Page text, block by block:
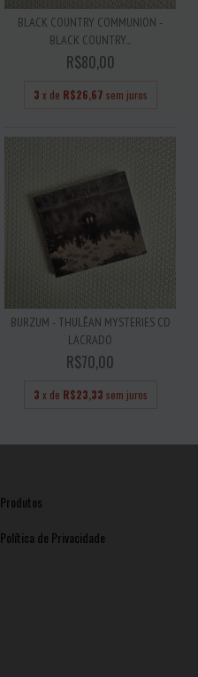
BLACK COUNTRY COMMUNION -
BLACK COUNTRY...
R$80,00
3 x de R$26,67 sem juros
BURZUM - THULÊAN MYSTERIES CD
LACRADO
R$70,00
3 x de R$23,33 sem juros
Produtos
Política de Privacidade